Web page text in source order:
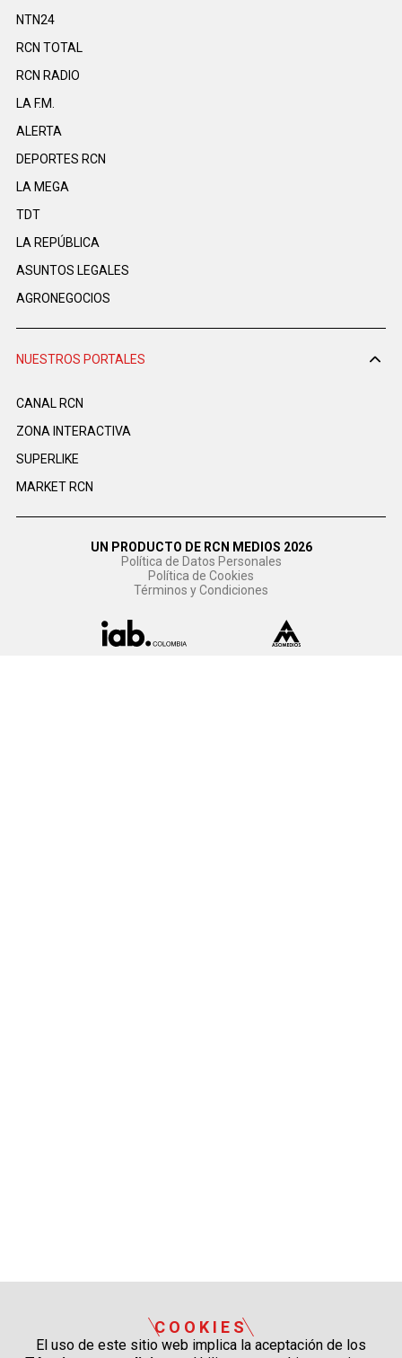
NTN24
RCN TOTAL
RCN RADIO
LA F.M.
ALERTA
DEPORTES RCN
LA MEGA
TDT
LA REPÚBLICA
ASUNTOS LEGALES
AGRONEGOCIOS
NUESTROS PORTALES
CANAL RCN
ZONA INTERACTIVA
SUPERLIKE
MARKET RCN
UN PRODUCTO DE RCN MEDIOS 2026
Política de Datos Personales
Política de Cookies
Términos y Condiciones
COOKIES
El uso de este sitio web implica la aceptación de los